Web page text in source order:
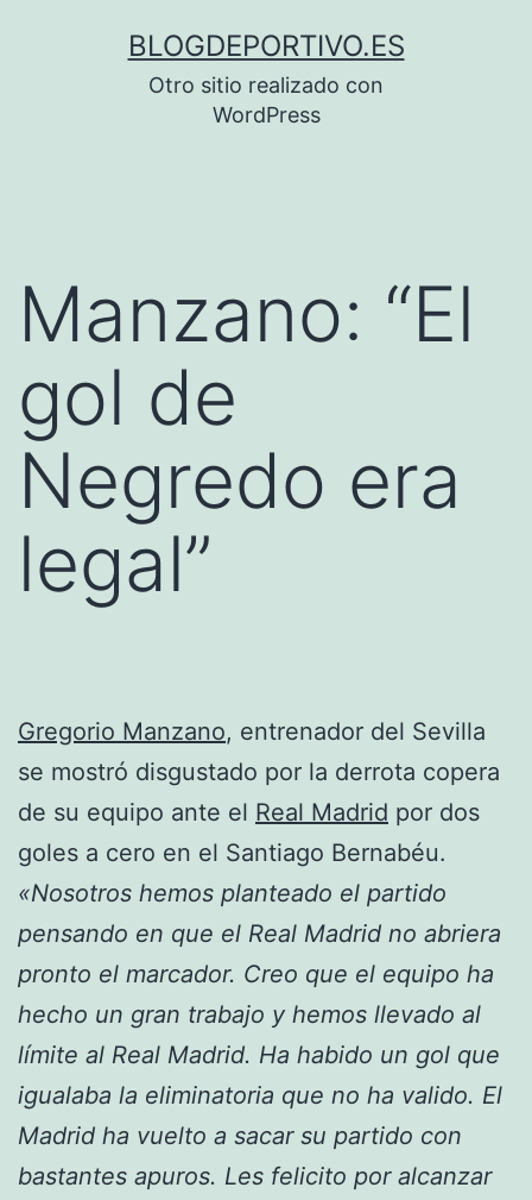
BLOGDEPORTIVO.ES
Otro sitio realizado con
WordPress
Manzano: “El
gol de
Negredo era
legal”
Gregorio Manzano, entrenador del Sevilla
se mostró disgustado por la derrota copera
de su equipo ante el Real Madrid por dos
goles a cero en el Santiago Bernabéu.
«Nosotros hemos planteado el partido
pensando en que el Real Madrid no abriera
pronto el marcador. Creo que el equipo ha
hecho un gran trabajo y hemos llevado al
límite al Real Madrid. Ha habido un gol que
igualaba la eliminatoria que no ha valido. El
Madrid ha vuelto a sacar su partido con
bastantes apuros. Les felicito por alcanzar